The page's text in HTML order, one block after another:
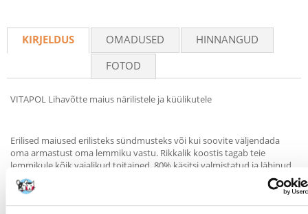
KIRJELDUS OMADUSED
HINNANGUD
FOTOD
VITAPOL Lihavõtte maius närilistele ja küülikutele
Erilised maiused erilisteks sündmusteks või kui soovite väljendada
oma armastust oma lemmiku vastu. Rikkalik koostis tagab teie
lemmikule kõik vajalikud toitained. 80% käsitsi valmistatud ja läbinud
unikaalse kuivatamisprotsessi temperatuuril alla 65 °C mitme tunni
jooksul. Kõrge temperatuuri puudumine võimaldab säilitada rohkem
vitamiine ja mineraalaineid, mis muude kuivatamismeetodite, näiteks